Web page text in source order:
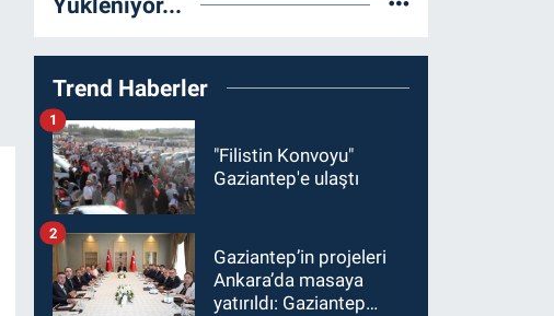
Trend Haberler
"Filistin Konvoyu"
Gaziantep'e ulaştı
1
Gaziantep’in projeleri
Ankara’da masaya
yatırıldı: Gaziantep
2